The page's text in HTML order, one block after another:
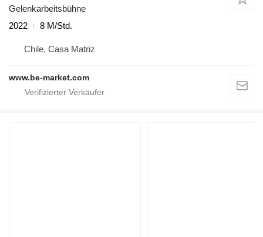
Gelenkarbeitsbühne
2022
8 M/Std.
Chile, Casa Matriz
www.be-market.com